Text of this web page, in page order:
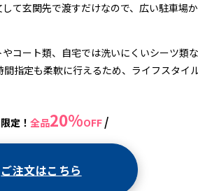
て玄関先で渡すだけなので、広い駐車場
コート類、自宅では洗いにくいシーツ類
間指定も柔軟に行えるため、ライフスタイ
定！ 全品20%OFF /
ご注文はこちら